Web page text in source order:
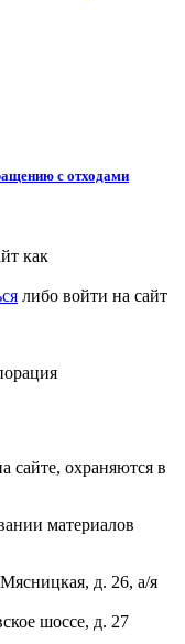
с отходами
как
либо войти на сайт
сайте, охраняются в
материалов
д. 26, а/я
шоссе, д. 27